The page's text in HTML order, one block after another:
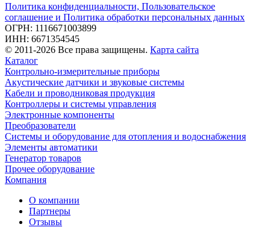
Политика конфиденциальности, Пользовательское
соглашение и Политика обработки персональных данных
ОГРН: 1116671003899
ИНН: 6671354545
© 2011-2026 Все права защищены. Карта сайта
Каталог
Контрольно-измерительные приборы
Акустические датчики и звуковые системы
Кабели и проводниковая продукция
Контроллеры и системы управления
Электронные компоненты
Преобразователи
Системы и оборудование для отопления и водоснабжения
Элементы автоматики
Генератор товаров
Прочее оборудование
Компания
О компании
Партнеры
Отзывы